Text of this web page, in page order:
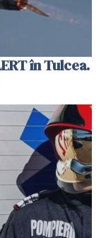
în Tulcea.